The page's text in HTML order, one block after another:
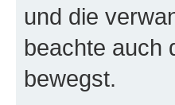
und die
beachte auch
bewegst.